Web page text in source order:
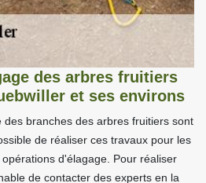
des arbres fruitiers
et ses environs
branches des arbres fruitiers sont
de réaliser ces travaux pour les
d'élagage. Pour réaliser
de contacter des experts en la